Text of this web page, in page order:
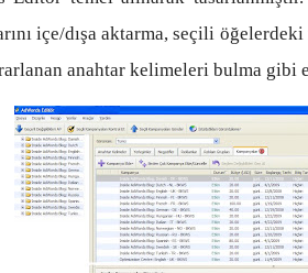
içe/dışa aktarma, seçili
anahtar kelimeleri bulma